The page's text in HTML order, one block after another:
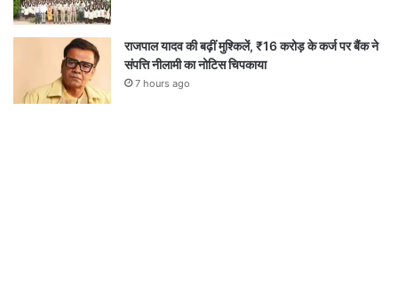
राजपाल यादव की बढ़ीं मुश्किलें, ₹16 करोड़ के कर्ज पर बैंक ने
संपत्ति नीलामी का नोटिस चिपकाया
7 hours ago